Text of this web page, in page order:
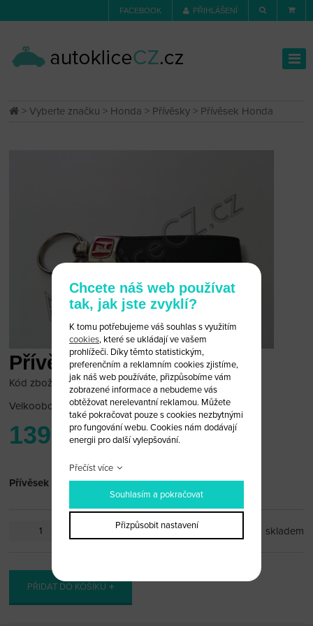
FACEBOOK PŘIHLÁŠENÍ
>Vyberte značku > Honda > Přívěsky > Přívěsek Honda
Přívěsek Honda
Kód zboží: honda_pr17
Velkoobchodní cena: po přihlášení
139 Kč
Přívěsek Honda
skladem
PŘIDAT DO KOŠÍKU
Chcete náš web používat
tak, jak jste zvyklí?
K tomu potřebujeme váš souhlas s využitím
cookies, které se ukládají ve vašem
prohlížeči. Díky těmto statistickým,
preferenčním a reklamním cookies zjistíme,
jak náš web používáte, přizpůsobíme vám
zobrazené informace a nebudeme vás
obtěžovat nerelevantní reklamou. Můžete
také pokračovat pouze s cookies nezbytnými
pro fungování webu. Cookies nám dodávají
energii pro další vylepšování.
Přečíst více
Souhlasím a pokračovat
Přizpůsobit nastavení